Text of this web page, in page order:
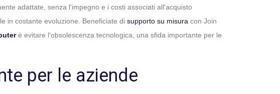
adattate, senza l'impegno e i costi associati all'acquisto
in costante evoluzione. Beneficiate di supporto su misura con Join
è evitare l'obsolescenza tecnologica, una sfida importante per le
per le aziende